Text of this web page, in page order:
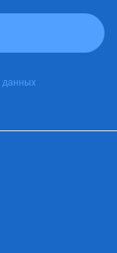
данных